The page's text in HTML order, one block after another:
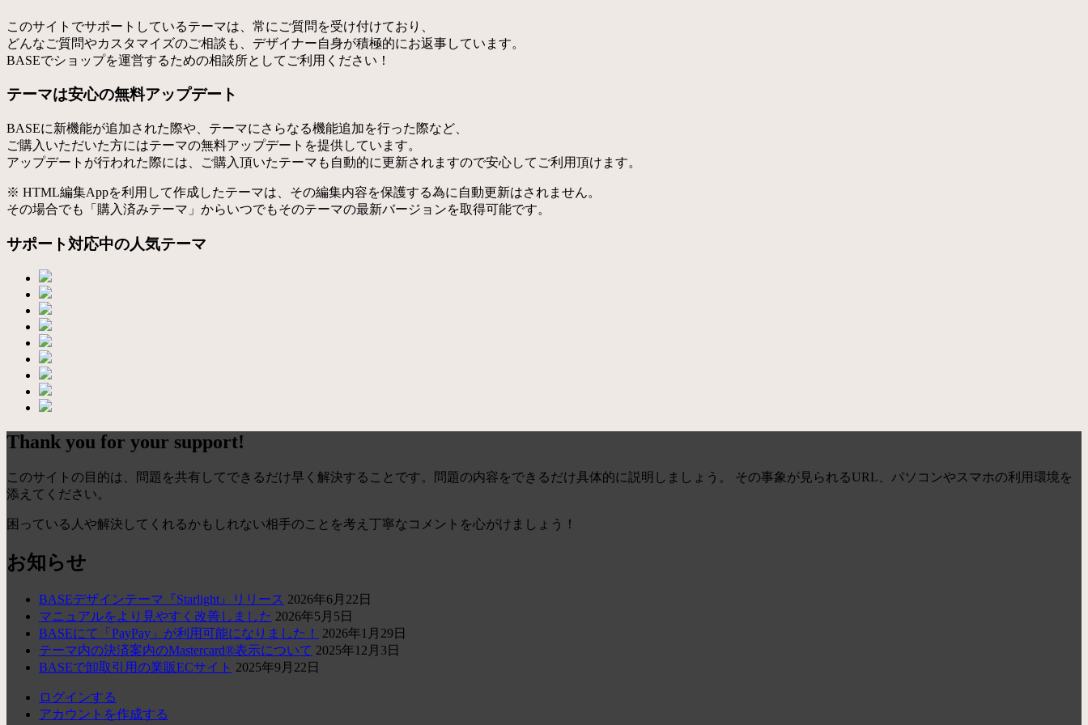
このサイトでサポートしているテーマは、常にご質問を受け付けており、
どんなご質問やカスタマイズのご相談も、デザイナー自身が積極的にお返事しています。
BASEでショップを運営するための相談所としてご利用ください！
テーマは安心の無料アップデート
BASEに新機能が追加された際や、テーマにさらなる機能追加を行った際など、
ご購入いただいた方にはテーマの無料アップデートを提供しています。
アップデートが行われた際には、ご購入頂いたテーマも自動的に更新されますので安心してご利用頂けます。
※ HTML編集Appを利用して作成したテーマは、その編集内容を保護する為に自動更新はされません。
その場合でも「購入済みテーマ」からいつでもそのテーマの最新バージョンを取得可能です。
サポート対応中の人気テーマ
Thank you for your support!
このサイトの目的は、問題を共有してできるだけ早く解決することです。問題の内容をできるだけ具体的に説明しましょう。 その事象が見られるURL、パソコンやスマホの利用環境を
添えてください。
困っている人や解決してくれるかもしれない相手のことを考え丁寧なコメントを心がけましょう！
お知らせ
BASEデザインテーマ『Starlight』リリース 2026年6月22日
マニュアルをより見やすく改善しました 2026年5月5日
BASEにて「PayPay」が利用可能になりました！
2026年1月29日
テーマ内の決済案内のMastercard®表示について 2025年12月3日
BASEで卸取引用の業販ECサイト 2025年9月22日
ログインする
アカウントを作成する